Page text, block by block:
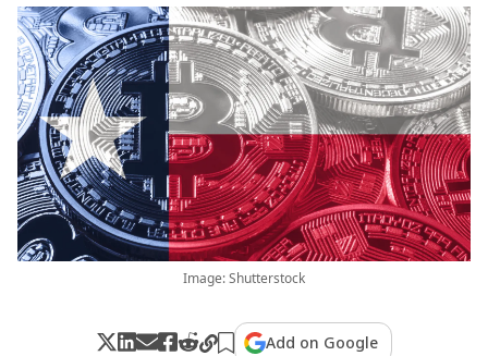
Image: Shutterstock
Add on Google